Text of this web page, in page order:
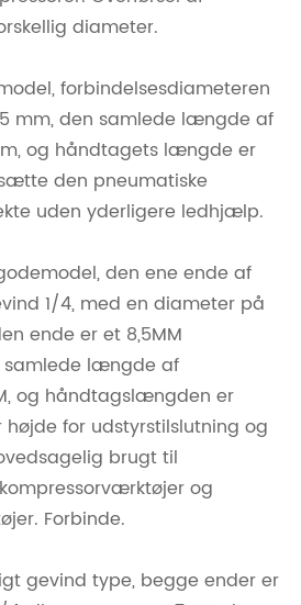
diameter.
forbindelsesdiameteren
mm, den samlede længde af
og håndtagets længde er
den pneumatiske
uden yderligere ledhjælp.
den ene ende af
1/4, med en diameter på
ende er et 8,5MM
samlede længde af
og håndtagslængden er
højde for udstyrstilslutning og
brugt til
og
Forbinde.
gevind type, begge ender er